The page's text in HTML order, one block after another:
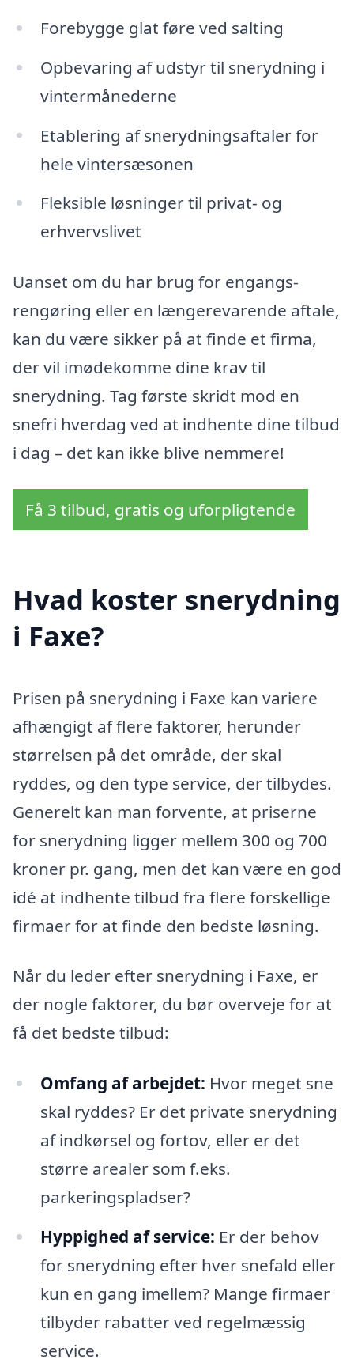
Forebygge glat føre ved salting
Opbevaring af udstyr til snerydning i
vintermånederne
Etablering af snerydningsaftaler for
hele vintersæsonen
Fleksible løsninger til privat- og
erhvervslivet
Uanset om du har brug for engangs-
rengøring eller en længerevarende aftale,
kan du være sikker på at finde et firma,
der vil imødekomme dine krav til
snerydning. Tag første skridt mod en
snefri hverdag ved at indhente dine tilbud
i dag – det kan ikke blive nemmere!
Få 3 tilbud, gratis og uforpligtende
Hvad koster snerydning
i Faxe?
Prisen på snerydning i Faxe kan variere
afhængigt af flere faktorer, herunder
størrelsen på det område, der skal
ryddes, og den type service, der tilbydes.
Generelt kan man forvente, at priserne
for snerydning ligger mellem 300 og 700
kroner pr. gang, men det kan være en god
idé at indhente tilbud fra flere forskellige
firmaer for at finde den bedste løsning.
Når du leder efter snerydning i Faxe, er
der nogle faktorer, du bør overveje for at
få det bedste tilbud:
Omfang af arbejdet: Hvor meget sne
skal ryddes? Er det private snerydning
af indkørsel og fortov, eller er det
større arealer som f.eks.
parkeringspladser?
Hyppighed af service: Er der behov
for snerydning efter hver snefald eller
kun en gang imellem? Mange firmaer
tilbyder rabatter ved regelmæssig
service.